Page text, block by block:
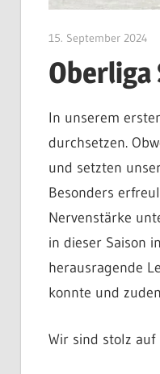
15. September 2024
Oberliga
In unserem
durchsetzen.
und setzten
Besonders
Nervenstärke
in dieser Saison
herausragende
konnte und
Wir sind stolz